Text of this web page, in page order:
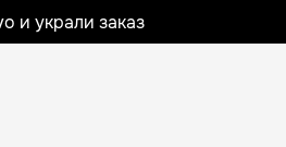
и украли заказ